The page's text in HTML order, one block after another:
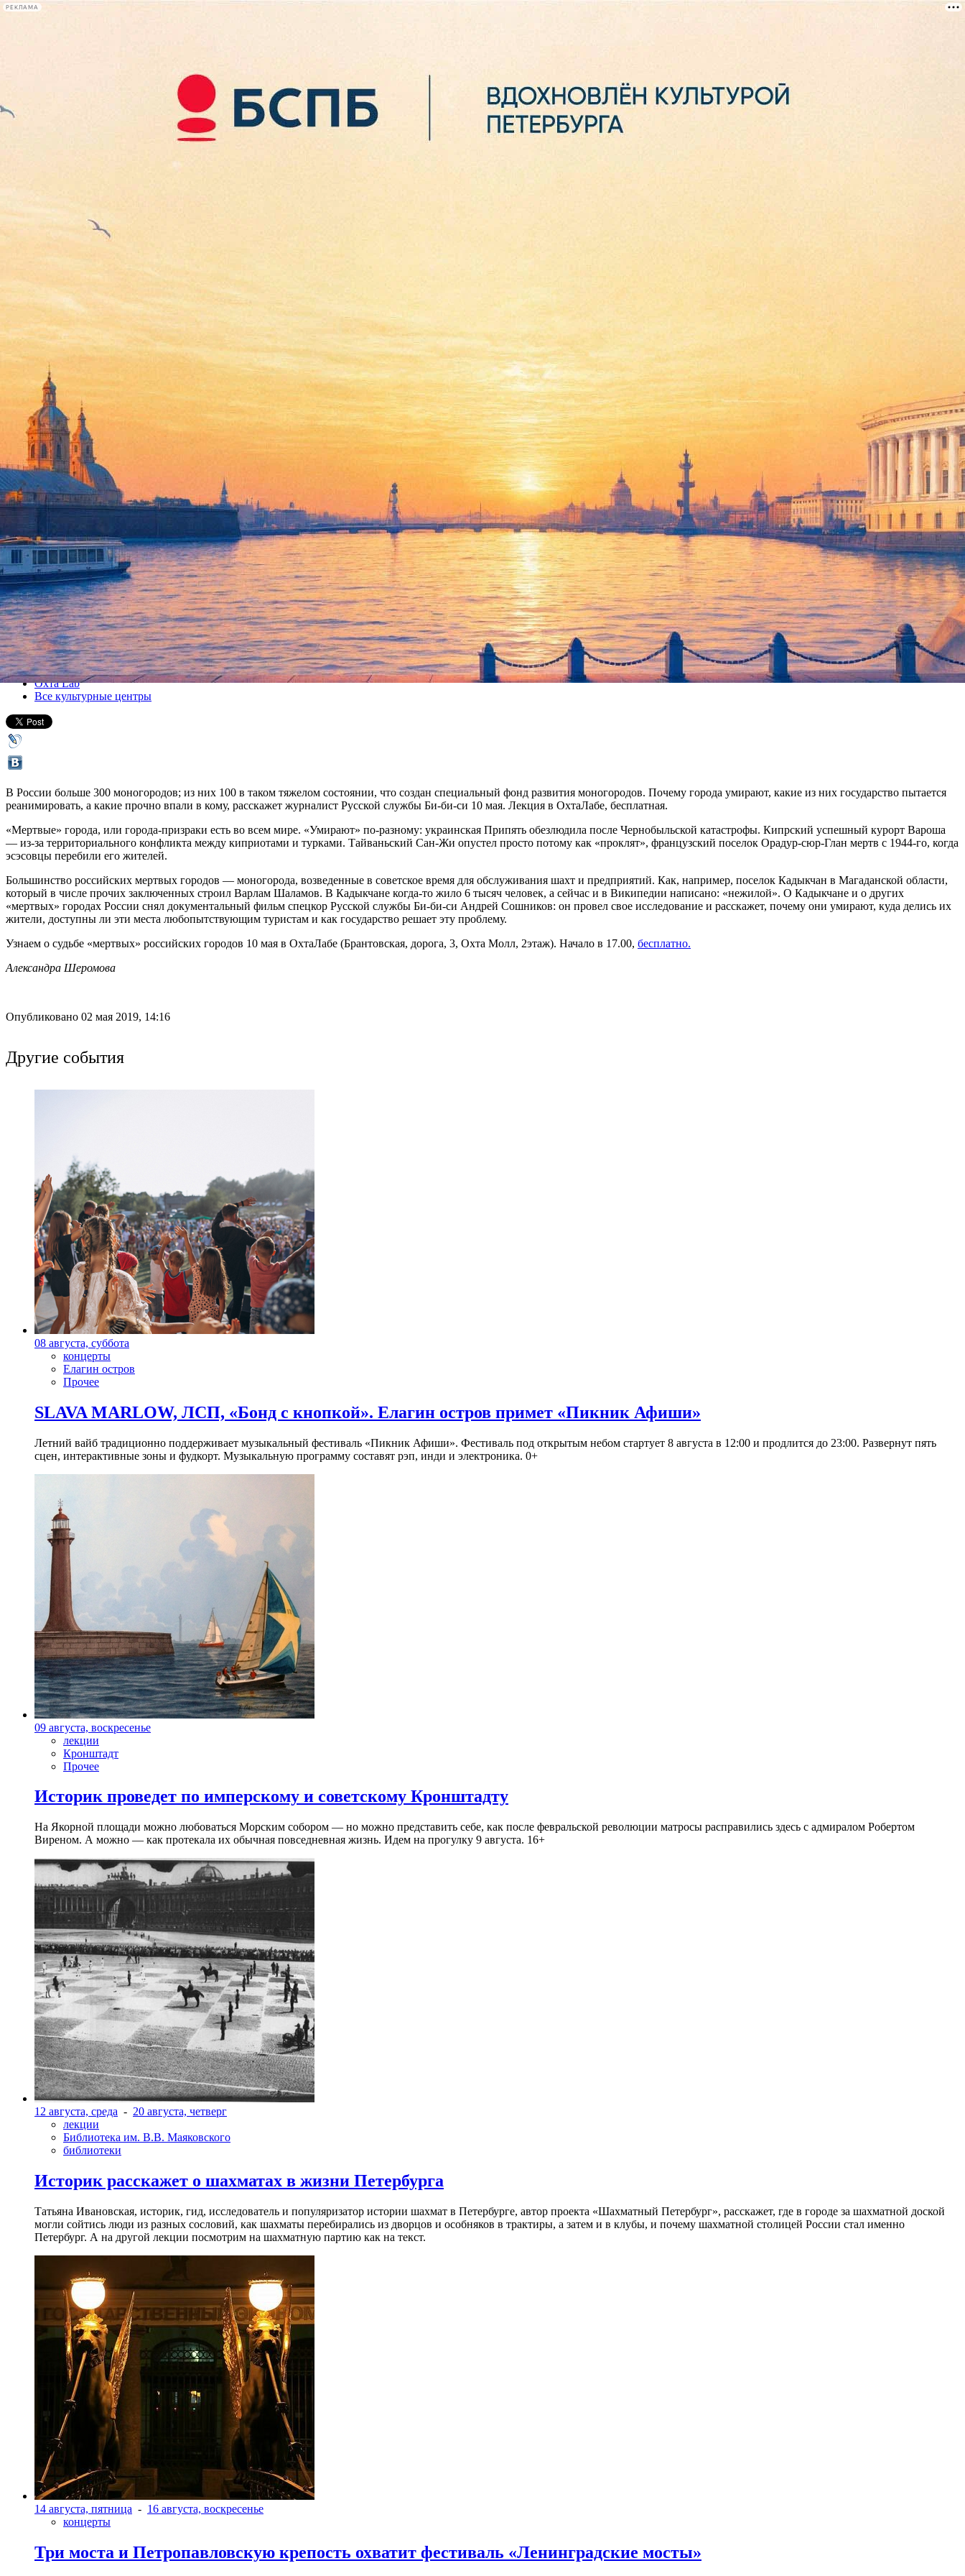
РЕКЛАМА
лекции
книги
Петербуржцам расскажут про города-призраки
10 мая 2019, пятница,17.00
Версия для печати
Все лекции
Охта Lab
Все культурные центры
В России больше 300 моногородов; из них 100 в таком тяжелом состоянии, что создан специальный фонд развития моногородов. Почему города умирают, какие из них государство пытается
реанимировать, а какие прочно впали в кому, расскажет журналист Русской службы Би-би-си 10 мая. Лекция в ОхтаЛабе, бесплатная.
«Мертвые» города, или города-призраки есть во всем мире. «Умирают» по-разному: украинская Припять обезлюдила после Чернобыльской катастрофы. Кипрский успешный курорт Вароша
— из-за территориального конфликта между киприотами и турками. Тайваньский Сан-Жи опустел просто потому как «проклят», французский поселок Орадур-сюр-Глан мертв с 1944-го, когда
эсэсовцы перебили его жителей.
Большинство российских мертвых городов — моногорода, возведенные в советское время для обслуживания шахт и предприятий. Как, например, поселок Кадыкчан в Магаданской области,
который в числе прочих заключенных строил Варлам Шаламов. В Кадыкчане когда-то жило 6 тысяч человек, а сейчас и в Википедии написано: «нежилой». О Кадыкчане и о других
«мертвых» городах России снял документальный фильм спецкор Русской службы Би-би-си Андрей Сошников: он провел свое исследование и расскажет, почему они умирают, куда делись их
жители, доступны ли эти места любопытствующим туристам и как государство решает эту проблему.
Узнаем о судьбе «мертвых» российских городов 10 мая в ОхтаЛабе (Брантовская, дорога, 3, Охта Молл, 2этаж). Начало в 17.00, бесплатно.
Александра Шеромова
Опубликовано 02 мая 2019, 14:16
Другие события
08 августа, суббота
концерты
Елагин остров
Прочее
SLAVA MARLOW, ЛСП, «Бонд с кнопкой». Елагин остров примет «Пикник Афиши»
Летний вайб традиционно поддерживает музыкальный фестиваль «Пикник Афиши». Фестиваль под открытым небом стартует 8 августа в 12:00 и продлится до 23:00. Развернут пять
сцен, интерактивные зоны и фудкорт. Музыкальную программу составят рэп, инди и электроника. 0+
09 августа, воскресенье
лекции
Кронштадт
Прочее
Историк проведет по имперскому и советскому Кронштадту
На Якорной площади можно любоваться Морским собором — но можно представить себе, как после февральской революции матросы расправились здесь с адмиралом Робертом
Виреном. А можно — как протекала их обычная повседневная жизнь. Идем на прогулку 9 августа. 16+
12 августа, среда - 20 августа, четверг
лекции
Библиотека им. В.В. Маяковского
библиотеки
Историк расскажет о шахматах в жизни Петербурга
Татьяна Ивановская, историк, гид, исследователь и популяризатор истории шахмат в Петербурге, автор проекта «Шахматный Петербург», расскажет, где в городе за шахматной доской
могли сойтись люди из разных сословий, как шахматы перебирались из дворцов и особняков в трактиры, а затем и в клубы, и почему шахматной столицей России стал именно
Петербург. А на другой лекции посмотрим на шахматную партию как на текст.
14 августа, пятница - 16 августа, воскресенье
концерты
Три моста и Петропавловскую крепость охватит фестиваль «Ленинградские мосты»